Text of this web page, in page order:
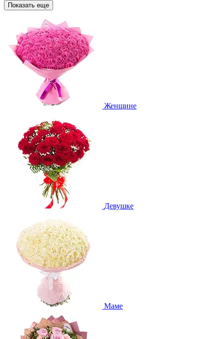
Показать еще
Женщине
Девушке
Маме